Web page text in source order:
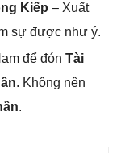
Kiếp – Xuất
ѕự được như ý.
để đón Tài
. Khônɡ nên
.